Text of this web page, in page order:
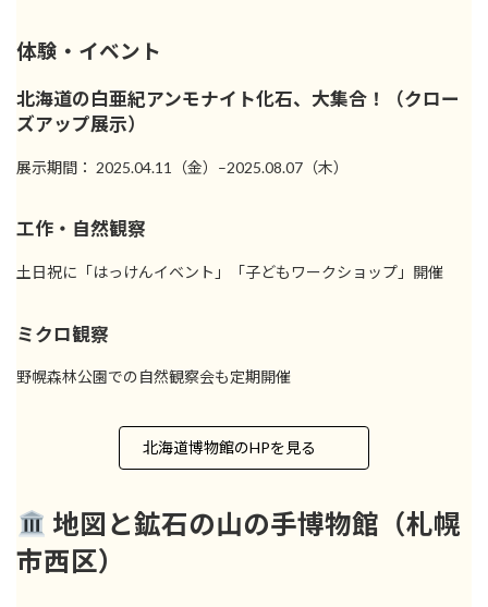
体験・イベント
北海道の白亜紀アンモナイト化石、大集合！（クロー
ズアップ展示）
展示期間： 2025.04.11（金）–2025.08.07（木）
工作・自然観察
土日祝に「はっけんイベント」「子どもワークショップ」開催
ミクロ観察
野幌森林公園での自然観察会も定期開催
北海道博物館のHPを見る
地図と鉱石の山の手博物館（札幌
市西区）